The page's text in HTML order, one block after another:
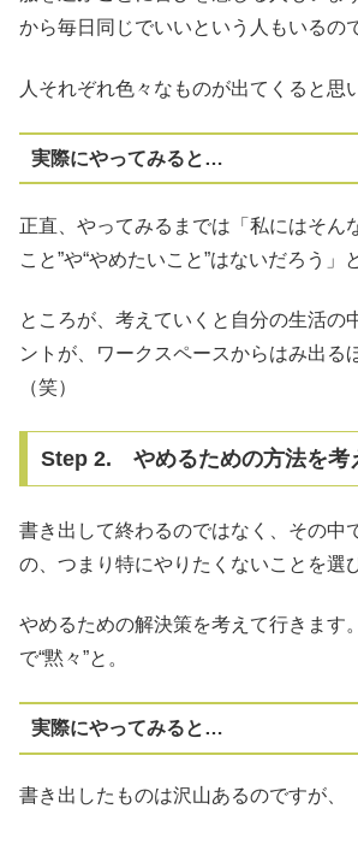
から毎日同じでいいという人もいるの
人それぞれ色々なものが出てくると思
実際にやってみると…
正直、やってみるまでは「私にはそん
こと”や“やめたいこと”はないだろう」
ところが、考えていくと自分の生活の
ントが、ワークスペースからはみ出る
（笑）
Step 2. やめるための方法を考
書き出して終わるのではなく、その中
の、つまり特にやりたくないことを選
やめるための解決策を考えて行きます
で“黙々”と。
実際にやってみると…
書き出したものは沢山あるのですが、